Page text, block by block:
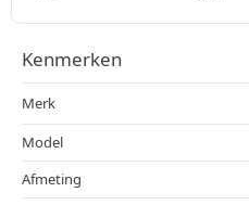
Kenmerken
Merk
Model
Afmeting